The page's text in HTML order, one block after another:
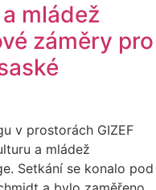
mládež
záměry pro
v prostorách GIZEF
a mládež
Setkání se konalo pod